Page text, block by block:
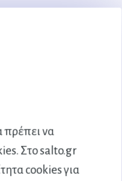
πρέπει να
Στο salto.gr
cookies για